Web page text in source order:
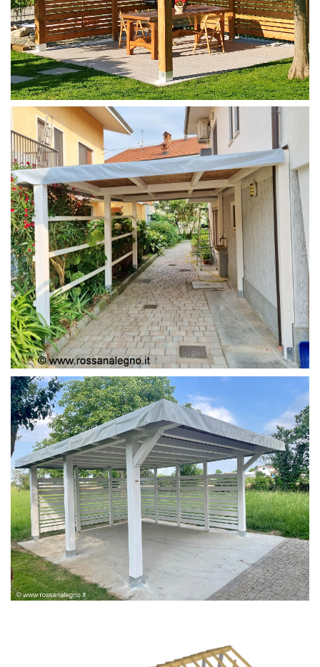
PERGOLA 4X4
PERGOLA COPERTURA MOBILE
PERGOLA BIANCA SPAZZOLATA